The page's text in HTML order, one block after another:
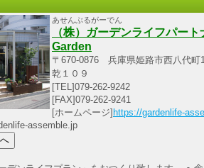
あせんぶるがーでん
（株）ガーデンライフパー
Garden
〒670-0876 兵庫県姫路市西八代町
乾１０９
[TEL]079-262-9242
[FAX]079-262-9241
[ホームページ] https://gardenlife-
assemble.jp